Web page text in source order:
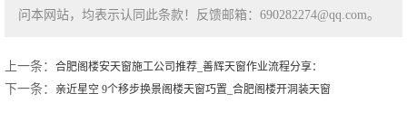
问本网站，均表示认同此条款！反馈邮箱：690282274@qq.com。
上一条： 合肥阁楼安天窗施工公司推荐_善辉天窗作业流程分享：
下一条： 亲近星空 9个移步换景阁楼天窗巧置_合肥阁楼开洞装天窗